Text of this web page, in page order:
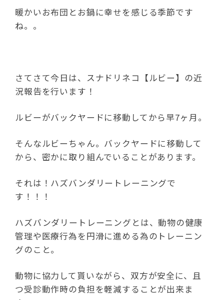
暖かいお布団とお鍋に幸せを感じる季節です
ね。。
さてさて今日は、 スナドリネコ【ルビー】の近
況報告を行います！
ルビーがバックヤードに移動してから早7ヶ月。
そんなルビーちゃん。バックヤードに移動して
から、密かに取り組んでいることがあります。
それは！ ハズバンダリートレーニングで
す！！！
ハズバンダリートレーニングとは、動物の健康
管理や医療行為を円滑に進める為のトレーニン
グのこと。
動物に協力して貰いながら、双方が安全に、且
つ受診動作時の負担を軽減することが出来ま